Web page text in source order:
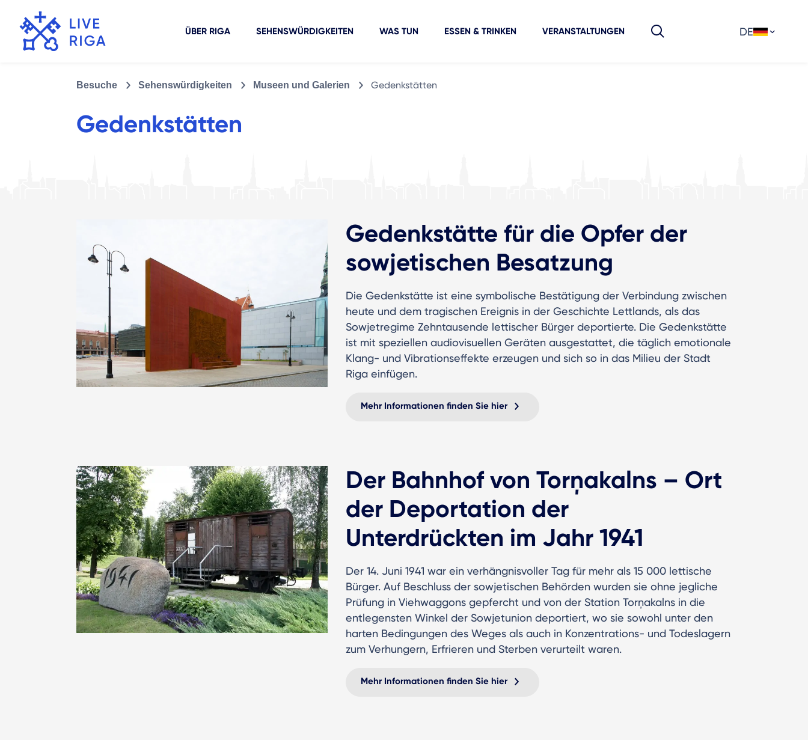
ÜBER RIGA SEHENSWÜRDIGKEITEN WAS TUN ESSEN & TRINKEN VERANSTALTUNGEN DE
Besuche Sehenswürdigkeiten Museen und Galerien Gedenkstätten
Gedenkstätten
Gedenkstätte für die Opfer der
sowjetischen Besatzung
Die Gedenkstätte ist eine symbolische Bestätigung der Verbindung zwischen
heute und dem tragischen Ereignis in der Geschichte Lettlands, als das
Sowjetregime Zehntausende lettischer Bürger deportierte. Die Gedenkstätte
ist mit speziellen audiovisuellen Geräten ausgestattet, die täglich emotionale
Klang- und Vibrationseffekte erzeugen und sich so in das Milieu der Stadt
Riga einfügen.
Mehr Informationen finden Sie hier
Der Bahnhof von Torņakalns – Ort
der Deportation der
Unterdrückten im Jahr 1941
Der 14. Juni 1941 war ein verhängnisvoller Tag für mehr als 15 000 lettische
Bürger. Auf Beschluss der sowjetischen Behörden wurden sie ohne jegliche
Prüfung in Viehwaggons gepfercht und von der Station Torņakalns in die
entlegensten Winkel der Sowjetunion deportiert, wo sie sowohl unter den
harten Bedingungen des Weges als auch in Konzentrations- und Todeslagern
zum Verhungern, Erfrieren und Sterben verurteilt waren.
Mehr Informationen finden Sie hier